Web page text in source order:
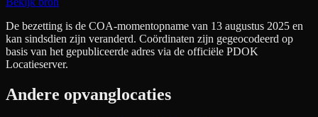
De bezetting is de COA-momentopname van 13 augustus 2025 en
kan sindsdien zijn veranderd. Coördinaten zijn gegeocodeerd op
basis van het gepubliceerde adres via de officiële PDOK
Locatieserver.
Andere opvanglocaties